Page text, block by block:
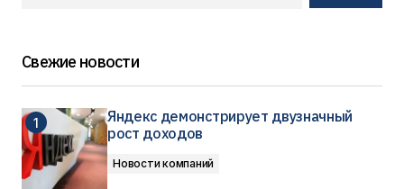
Свежие новости
Яндекс демонстрирует двузначный
рост доходов
Новости компаний